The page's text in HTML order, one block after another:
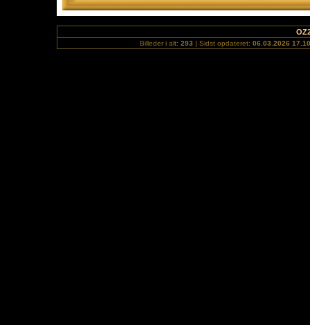
Billeder i alt: 293 | Sidst opdateret: 06.03.2026 17.10